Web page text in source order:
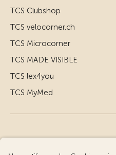
TCS Clubshop
TCS velocorner.ch
TCS Microcorner
TCS MADE VISIBLE
TCS lex4you
TCS MyMed